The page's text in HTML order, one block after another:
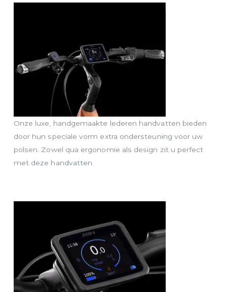
Onze luxe, handgemaakte lederen handvatten bieden
door hun speciale vorm extra ondersteuning voor uw
polsen. Zowel qua ergonomie als design zit u perfect
met deze handvatten.